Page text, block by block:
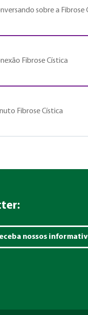
sobre a Fibrose
Fibrose Cística
Fibrose Cística
nossos